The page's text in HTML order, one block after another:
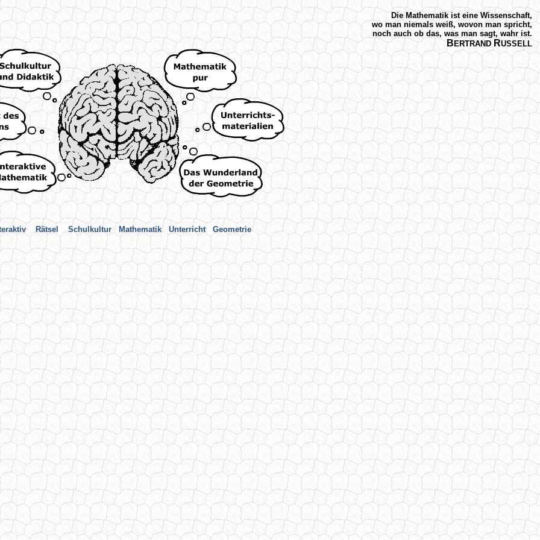
Die Mathematik ist eine Wissenschaft,
wo man niemals weiß, wovon man spricht,
noch auch ob das, was man sagt, wahr ist.
B ERTRANDRUSSELL
Rätsel Schulkultur Mathematik Unterricht Geometrie